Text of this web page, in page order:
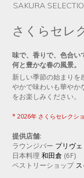
SAKURA
さくらセレ
味で、香りで、色合い
何と豊かな春の風景。
新しい季節の始まりを
やかで味わいも華やか
をお楽しみください。
* 2026年 さくらセレクシ
提供店舗:
ラウンジバー プリヴェ
日本料理 和田倉 (6F)
ペストリーショップ